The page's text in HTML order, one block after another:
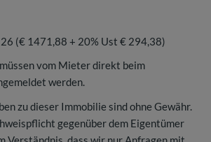
(€ 1471,88 + 20% Ust € 294,38)
vom Mieter direkt beim
werden.
zu dieser Immobilie sind ohne Gewähr.
gegenüber dem Eigentümer